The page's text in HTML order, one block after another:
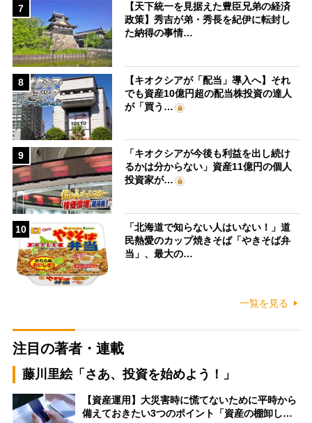
7
【天下統一を見据えた豊臣兄弟の経済
政策】秀吉が弟・秀長を紀伊に転封し
た納得の事情…
8
【キオクシアが「配当」導入へ】それ
でも資産10億円超の配当株投資の達人
が「買う…
9
「キオクシアが今後も利益を出し続け
るかは分からない」資産11億円の個人
投資家が…
10
「北海道で知らない人はいない！」道
民熱愛のカップ焼きそば「やきそば弁
当」、最大の…
一覧を見る
注目の著者・連載
藤川里絵「さあ、投資を始めよう！」
【資産運用】大災害時に慌てないために平時から
備えておきたい3つのポイント「資産の棚卸し…